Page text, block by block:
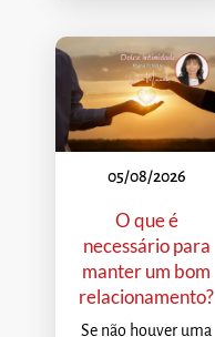
05/08/2026
O que é
necessário para
manter um bom
relacionamento?
Se não houver uma